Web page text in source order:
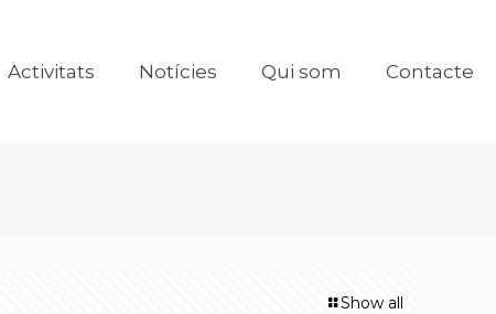
Activitats Notícies Qui som Contacte
Show all